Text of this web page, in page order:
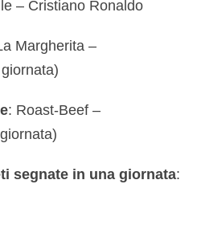
– Cristiano Ronaldo
Margherita –
: Roast-Beef –
segnate in una giornata: